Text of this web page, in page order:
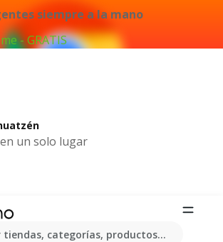
siempre a la mano
- GRATIS
un solo lugar
tiendas, categorías, productos...
- Folletos y ofertas más